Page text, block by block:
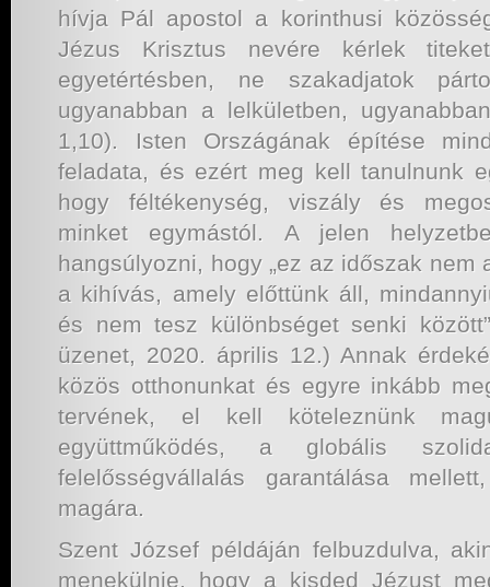
hívja Pál apostol a korinthusi
Jézus Krisztus nevére kérlek
egyetértésben, ne szakadjatok
ugyanabban a lelkületben,
1,10). Isten Országának építése
feladata, és ezért meg kell tanulnunk
hogy féltékenység, viszály és
minket egymástól. A jelen
hangsúlyozni, hogy „ez az időszak nem
a kihívás, amely előttünk áll,
és nem tesz különbséget senki
üzenet, 2020. április 12.) Annak
közös otthonunkat és egyre inkább
tervének, el kell köteleznünk
együttműködés, a globális
felelősségvállalás garantálása
magára.
Szent József példáján felbuzdulva,
menekülnie, hogy a kisded Jézust